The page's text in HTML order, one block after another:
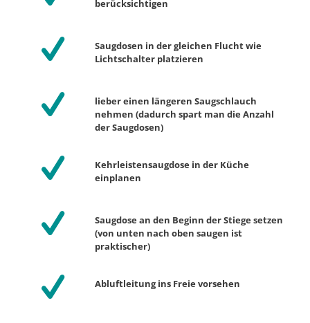
berücksichtigen
Saugdosen in der gleichen Flucht wie
Lichtschalter platzieren
lieber einen längeren Saugschlauch
nehmen (dadurch spart man die Anzahl
der Saugdosen)
Kehrleistensaugdose in der Küche
einplanen
Saugdose an den Beginn der Stiege setzen
(von unten nach oben saugen ist
praktischer)
Abluftleitung ins Freie vorsehen